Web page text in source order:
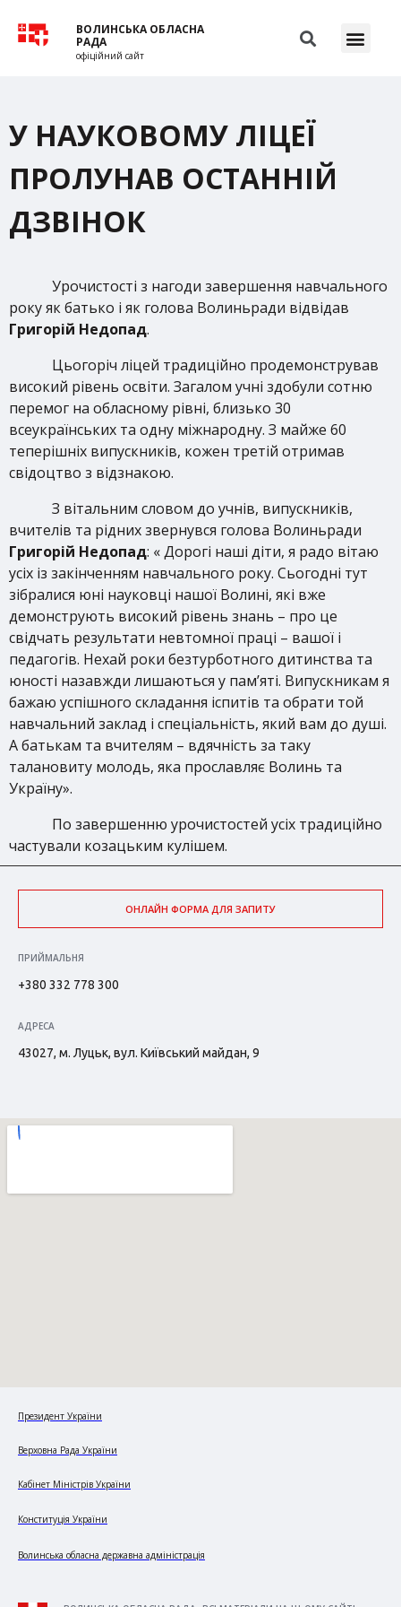
ВОЛИНСЬКА ОБЛАСНА
РАДА
офіційний сайт
У НАУКОВОМУ ЛІЦЕЇ
ПРОЛУНАВ ОСТАННІЙ
ДЗВІНОК
Урочистості з нагоди завершення навчального
року як батько і як голова Волиньради відвідав
Григорій Недопад.
Цьогоріч ліцей традиційно продемонстрував
високий рівень освіти. Загалом учні здобули сотню
перемог на обласному рівні, близько 30
всеукраїнських та одну міжнародну. З майже 60
теперішніх випускників, кожен третій отримав
свідоцтво з відзнакою.
З вітальним словом до учнів, випускників,
вчителів та рідних звернувся голова Волиньради
Григорій Недопад: « Дорогі наші діти, я радо вітаю
усіх із закінченням навчального року. Сьогодні тут
зібралися юні науковці нашої Волині, які вже
демонструють високий рівень знань – про це
свідчать результати невтомної праці – вашої і
педагогів. Нехай роки безтурботного дитинства та
юності назавжди лишаються у пам’яті. Випускникам я
бажаю успішного складання іспитів та обрати той
навчальний заклад і спеціальність, який вам до душі.
А батькам та вчителям – вдячність за таку
талановиту молодь, яка прославляє Волинь та
Україну».
По завершенню урочистостей усіх традиційно
частували козацьким кулішем.
ОНЛАЙН ФОРМА ДЛЯ ЗАПИТУ
ПРИЙМАЛЬНЯ
+380 332 778 300
АДРЕСА
43027, м. Луцьк, вул. Київський майдан, 9
Президент України
Верховна Рада України
Кабінет Міністрів України
Конституція України
Волинська обласна державна адміністрація